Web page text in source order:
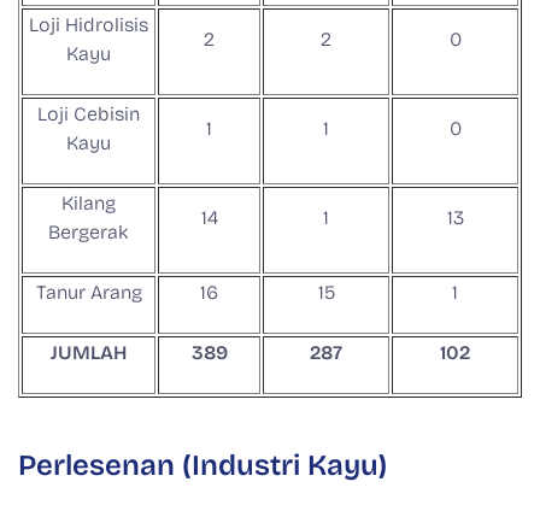
Loji Hidrolisis
Kayu
2 2 0
Loji Cebisin
Kayu
1 1 0
Kilang
Bergerak
14 1 13
Tanur Arang 16 15 1
JUMLAH 389 287 102
Perlesenan (Industri Kayu)